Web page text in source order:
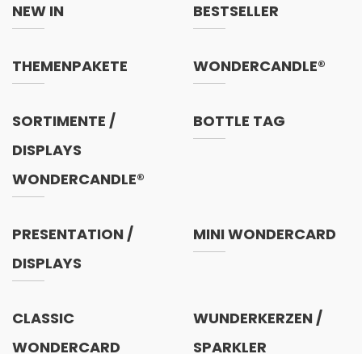
NEW IN BESTSELLER
THEMENPAKETE WONDERCANDLE®
SORTIMENTE /
DISPLAYS
WONDERCANDLE®
BOTTLE TAG
PRESENTATION /
DISPLAYS
MINI WONDERCARD
CLASSIC
WONDERCARD
WUNDERKERZEN /
SPARKLER